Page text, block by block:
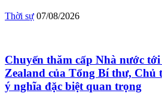
Thời sự 07/08/2026
Chuyến thăm cấp Nhà nước
Zealand của Tổng Bí thư, Chủ
ý nghĩa đặc biệt quan trọng